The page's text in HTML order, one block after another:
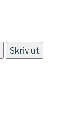
Skriv ut